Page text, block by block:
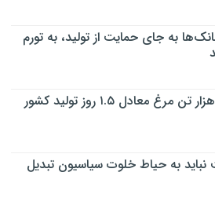
به جای حمایت از تولید، به تورم
صادرات ۱۰ هزار تن مرغ معادل ۱.۵ روز تولید کشور
نباید به حیاط خلوت سیاسیون تبدیل